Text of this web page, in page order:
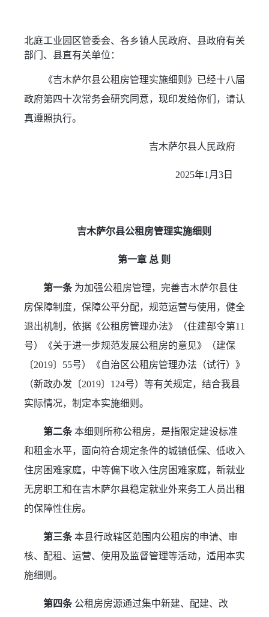
北庭工业园区管委会、各乡镇人民政府、县政府有关
部门、县直有关单位：
《吉木萨尔县公租房管理实施细则》已经十八届
政府第四十次常务会研究同意，现印发给你们，请认
真遵照执行。
吉木萨尔县人民政府
2025年1月3日
吉木萨尔县公租房管理实施细则
第一章 总 则
第一条 为加强公租房管理，完善吉木萨尔县住
房保障制度，保障公平分配，规范运营与使用，健全
退出机制，依据《公租房管理办法》（住建部令第11
号）《关于进一步规范发展公租房的意见》（建保
〔2019〕55号）《自治区公租房管理办法（试行）》
（新政办发〔2019〕124号）等有关规定，结合我县
实际情况，制定本实施细则。
第二条 本细则所称公租房，是指限定建设标准
和租金水平，面向符合规定条件的城镇低保、低收入
住房困难家庭，中等偏下收入住房困难家庭，新就业
无房职工和在吉木萨尔县稳定就业外来务工人员出租
的保障性住房。
第三条 本县行政辖区范围内公租房的申请、审
核、配租、运营、使用及监督管理等活动，适用本实
施细则。
第四条 公租房房源通过集中新建、配建、改